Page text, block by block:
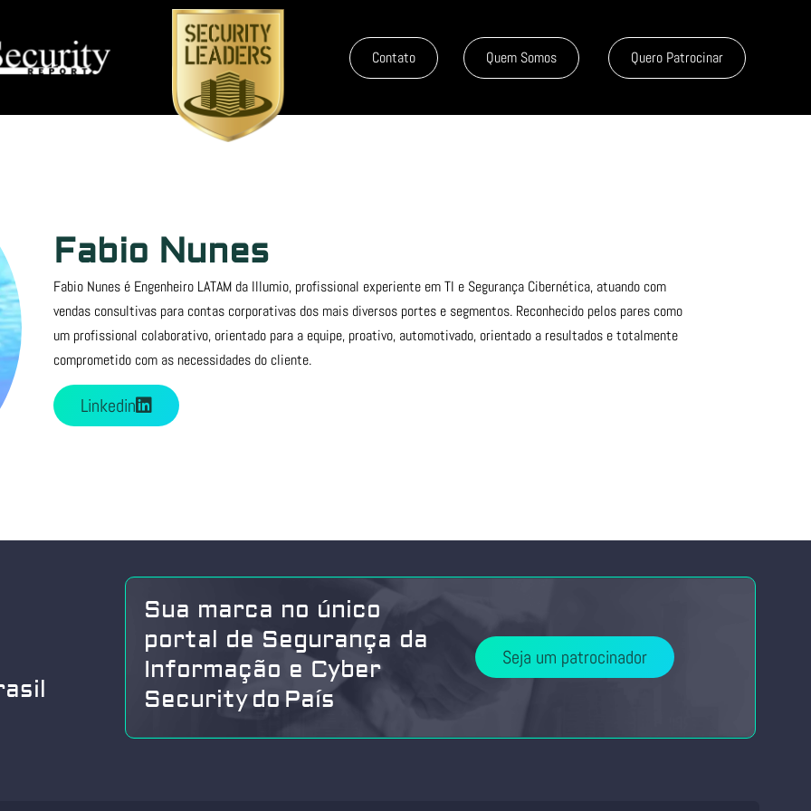
Contato Quem Somos Quero Patrocinar
Fabio Nunes
Fabio Nunes é Engenheiro LATAM da Illumio, profissional experiente em TI e Segurança Cibernética, atuando com
vendas consultivas para contas corporativas dos mais diversos portes e segmentos. Reconhecido pelos pares como
um profissional colaborativo, orientado para a equipe, proativo, automotivado, orientado a resultados e totalmente
comprometido com as necessidades do cliente.
Linkedin
Sua marca no único
portal de Segurança da
Informação e Cyber
Security do País
Seja um patrocinador